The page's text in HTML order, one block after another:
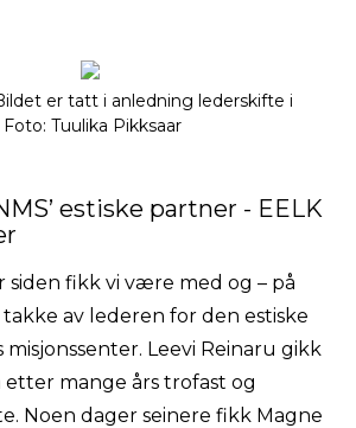
er tatt i anledning lederskifte i
Tuulika Pikksaar
estiske partner - EELK
siden fikk vi være med og – på
takke av lederen for den estiske
misjonssenter. Leevi Reinaru gikk
etter mange års trofast og
Noen dager seinere fikk Magne